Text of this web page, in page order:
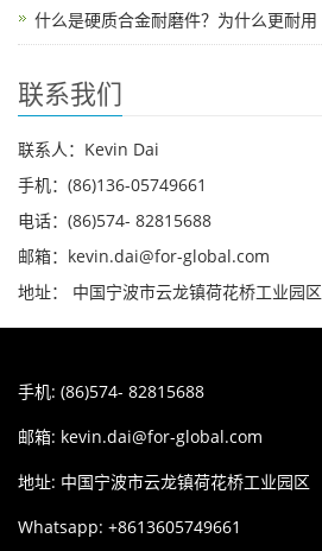
什么是硬质合金耐磨件？为什么更耐用
联系我们
联系人：Kevin Dai
手机：(86)136-05749661
电话：(86)574- 82815688
邮箱：kevin.dai@for-global.com
地址： 中国宁波市云龙镇荷花桥工业园区
手机: (86)574- 82815688
邮箱: kevin.dai@for-global.com
地址: 中国宁波市云龙镇荷花桥工业园区
Whatsapp: +8613605749661